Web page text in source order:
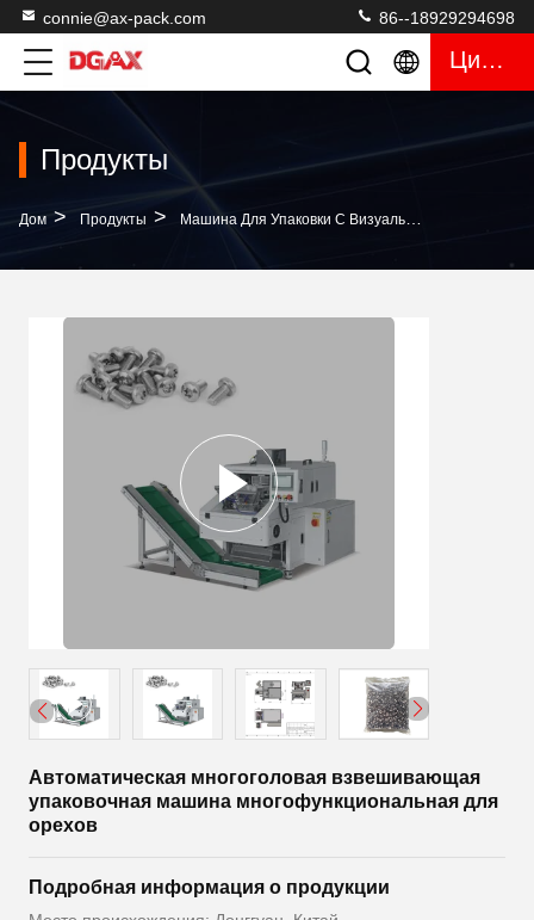
connie@ax-pack.com 86--18929294698
Цитата
Продукты
Дом > Продукты > Машина Для Упаковки С Визуальным Подсчетом
Автоматическая многоголовая взвешивающая
упаковочная машина многофункциональная для
орехов
Подробная информация о продукции